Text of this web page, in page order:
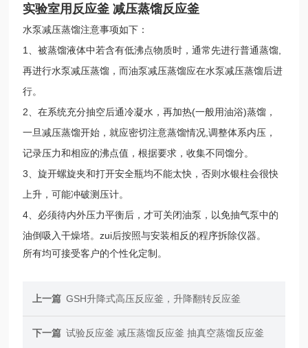
实验室用反应釜 减压蒸馏反应釜
水泵减压蒸馏注意事项如下：
1、被蒸馏液体中若含有低沸点物质时，通常先进行普通蒸馏,
再进行水泵减压蒸馏，而油泵减压蒸馏应在水泵减压蒸馏后进
行。
2、在系统充分抽空后通冷凝水，再加热(一般用油浴)蒸馏，
一旦减压蒸馏开始，就应密切注意蒸馏情况,调整体系内压，
记录压力和相应的沸点值，根据要求，收集不同馏分。
3、旋开螺旋夹和打开安全瓶均不能太快，否则水银柱会很快
上升，可能冲破测压计。
4、必须待内外压力平衡后，才可关闭油泵，以免抽气泵中的
油倒吸入干燥塔。zui后按照与安装相反的程序拆除仪器。
所有均可接受客户的个性化定制。
上一篇 GSH升降式高压反应釜，升降翻转反应釜
下一篇 试验反应釜 减压蒸馏反应釜 抽真空蒸馏反应釜